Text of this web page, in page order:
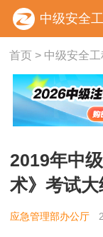
中级安全
首页> 中级安全
2019年中
术》考试大
应急管理部办公厅